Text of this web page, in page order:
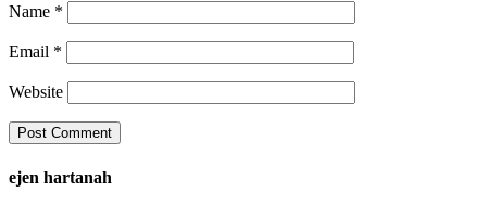
Name *
Email *
Website
ejen hartanah